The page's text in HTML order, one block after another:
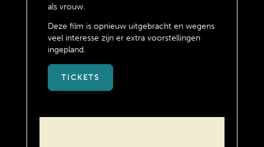
als vrouw.
Deze film is opnieuw uitgebracht en wegens
veel interesse zijn er extra voorstellingen
ingepland.
TICKETS